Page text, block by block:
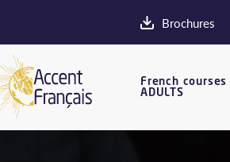
Brochures
French courses
ADULTS